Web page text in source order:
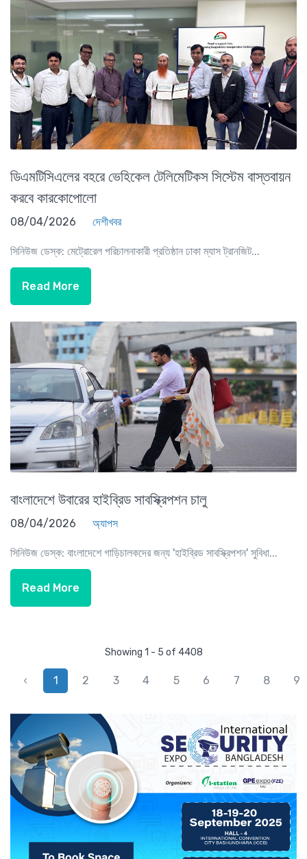
ডিএমটিসিএলের বহরে ভেহিকেল টেলিমেটিকস সিস্টেম বাস্তবায়ন
করবে কারকোপোলো
08/04/2026 দেশীখবর
সিনিউজ ডেস্ক: মেট্রোরেল পরিচালনাকারী প্রতিষ্ঠান ঢাকা ম্যাস ট্রানজিট...
Read More
বাংলাদেশে উবারের হাইব্রিড সাবস্ক্রিপশন চালু
08/04/2026 অ্যাপস
সিনিউজ ডেস্ক: বাংলাদেশে গাড়িচালকদের জন্য 'হাইব্রিড সাবস্ক্রিপশন' সুবিধা...
Read More
Showing 1 - 5 of 4408
‹ 1 2 3 4 5 6 7 8 9